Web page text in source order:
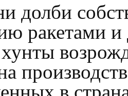
долби
ракетами
в